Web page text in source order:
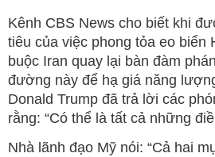
Kênh CBS News cho biết khi
tiêu của việc phong tỏa eo biển
buộc Iran quay lại bàn đàm
đường này để hạ giá năng
Donald Trump đã trả lời các
rằng: “Có thể là tất cả những
Nhà lãnh đạo Mỹ nói: “Cả hai